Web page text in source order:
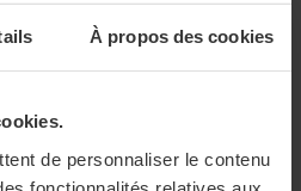
À propos des cookies
de personnaliser le contenu
luxe et de la
?